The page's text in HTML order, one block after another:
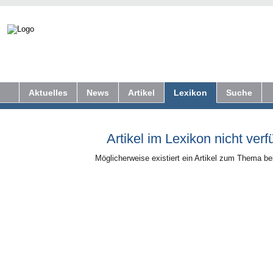
Aktuelles News Artikel Lexikon Suche
Artikel im Lexikon nicht
Möglicherweise existiert ein Artikel zum Thema